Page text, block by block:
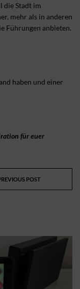
die Stadt im
mehr als in anderen
Führungen anbieten.
haben und einer
für euer
POST